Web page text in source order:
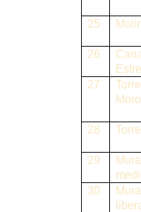
25
26
27
28
29
30